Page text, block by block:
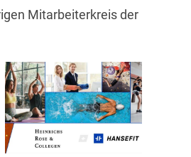
Mitarbeiterkreis der